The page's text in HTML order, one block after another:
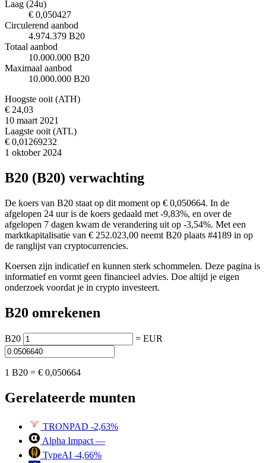
Laag (24u)
€ 0,050427
Circulerend aanbod
4.974.379 B20
Totaal aanbod
10.000.000 B20
Maximaal aanbod
10.000.000 B20
Hoogste ooit (ATH)
€ 24,03
10 maart 2021
Laagste ooit (ATL)
€ 0,01269232
1 oktober 2024
B20 (B20) verwachting
De koers van B20 staat op dit moment op € 0,050664. In de
afgelopen 24 uur is de koers gedaald met -9,83%, en over de
afgelopen 7 dagen kwam de verandering uit op -3,54%. Met een
marktkapitalisatie van € 252.023,00 neemt B20 plaats #4189 in op
de ranglijst van cryptocurrencies.
Koersen zijn indicatief en kunnen sterk schommelen. Deze pagina is
informatief en vormt geen financieel advies. Doe altijd je eigen
onderzoek voordat je in crypto investeert.
B20 omrekenen
B20 = EUR
1 B20 = € 0,050664
Gerelateerde munten
TRONPAD -2,63%
Alpha Impact —
TypeAI -4,66%